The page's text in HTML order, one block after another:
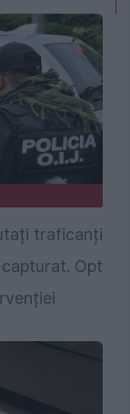
traficanți
Opt